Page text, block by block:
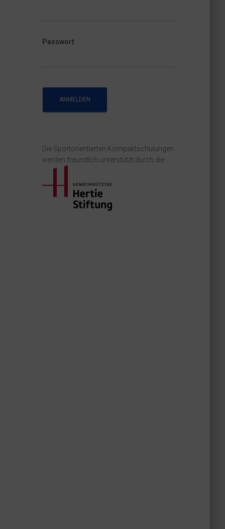
Passwort
Die Sportorientierten Kompaktschulungen
werden freundlich unterstützt durch die